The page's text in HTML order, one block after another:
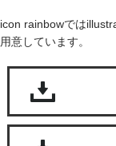
icon rainbowでは
用意しています。